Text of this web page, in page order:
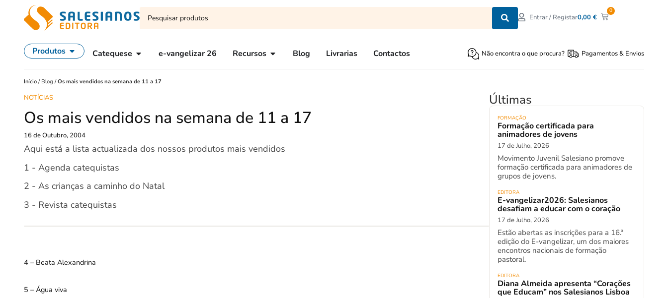
Entrar / Registar0,00€
0
Produtos Catequese e-vangelizar 26 Recursos Blog Livrarias Contactos Não encontra o que procura? Pagamentos & Envios
Início / Blog /Os mais vendidos na semana de 11 a 17
NOTÍCIAS
Os mais vendidos na semana de 11 a 17
16 de Outubro, 2004
Aqui está a lista actualizada dos nossos produtos mais vendidos
1 - Agenda catequistas
2 - As crianças a caminho do Natal
3 - Revista catequistas
4 – Beata Alexandrina
5 – Água viva
Últimas
FORMAÇÃO
Formação certificada para
animadores de jovens
17 de Julho, 2026
Movimento Juvenil Salesiano promove
formação certificada para animadores de
grupos de jovens.
EDITORA
E-vangelizar2026: Salesianos
desafiam a educar com o coração
17 de Julho, 2026
Estão abertas as inscrições para a 16.ª
edição do E-vangelizar, um dos maiores
encontros nacionais de formação
pastoral.
EDITORA
Diana Almeida apresenta “Corações
que Educam” nos Salesianos Lisboa